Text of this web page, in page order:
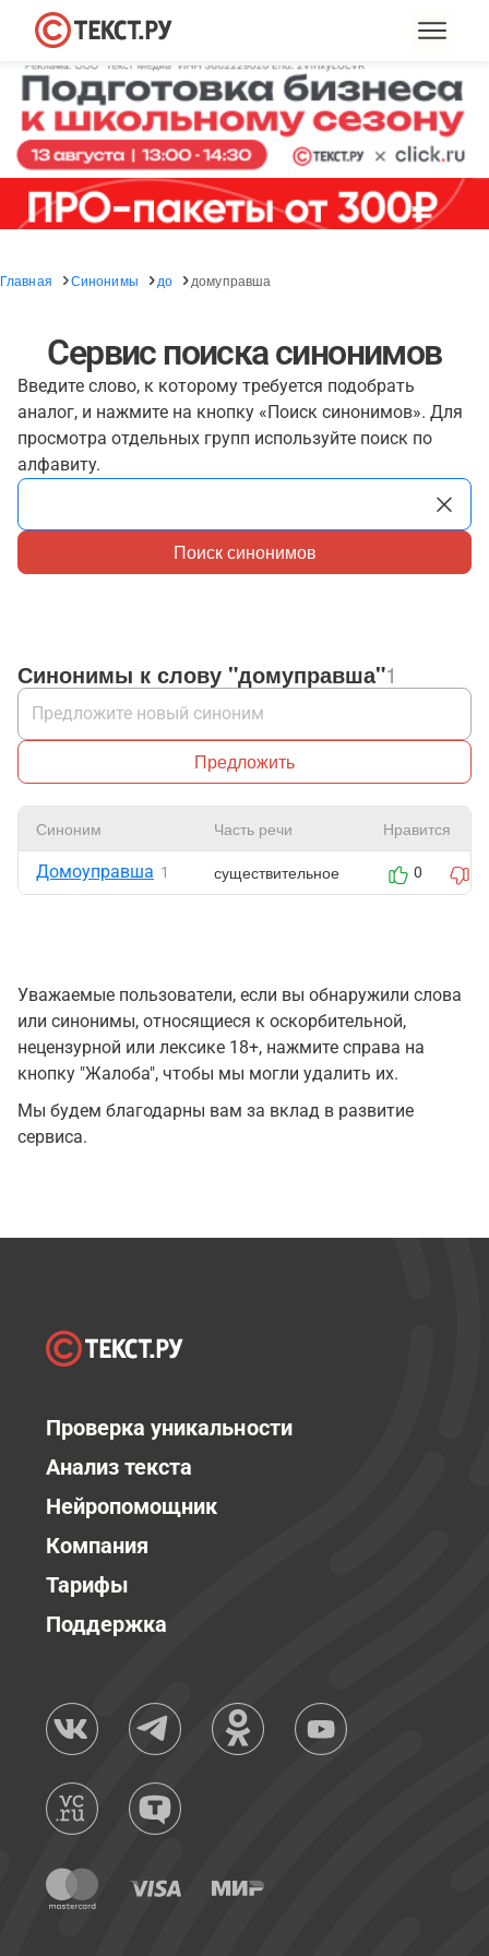
Главная Синонимы до домуправша
Сервис поиска синонимов
Введите слово, к которому требуется подобрать
аналог, и нажмите на кнопку «Поиск синонимов». Для
просмотра отдельных групп используйте поиск по
алфавиту.
Поиск синонимов
Синонимы к слову "домуправша"1
Предложить
Синоним Часть речи Нравится
Домоуправша 1 существительное 0
Уважаемые пользователи, если вы обнаружили слова
или синонимы, относящиеся к оскорбительной,
нецензурной или лексике 18+, нажмите справа на
кнопку "Жалоба", чтобы мы могли удалить их.
Мы будем благодарны вам за вклад в развитие
сервиса.
Проверка уникальности
Анализ текста
Нейропомощник
Компания
Тарифы
Поддержка